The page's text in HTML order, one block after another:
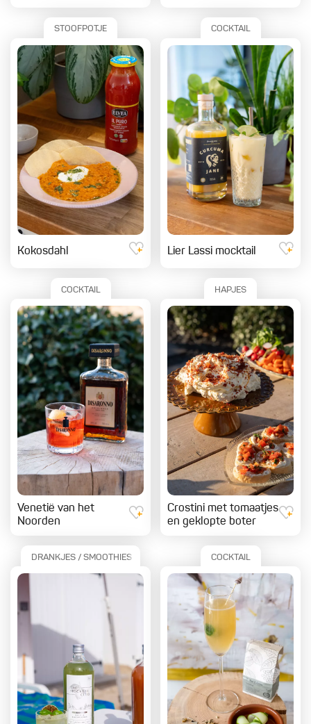
STOOFPOTJE
Kokosdahl
COCKTAIL
Lier Lassi mocktail
COCKTAIL
Venetië van het
Noorden
HAPJES
Crostini met tomaatjes
en geklopte boter
DRANKJES / SMOOTHIES COCKTAIL